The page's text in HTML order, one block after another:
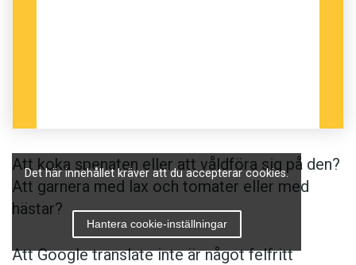
Det här innehållet kräver att du accepterar cookies.
Hantera cookie-inställningar
Att koka spenaten eller att våldföra sig på den?
Att garnera med lax och tomater eller med
hästar?
Att Google translate inte är något felfritt